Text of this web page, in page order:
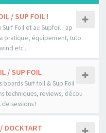
/ SUP FOIL !
Foil et au Supfoil : ap
pratique, équipement, tuto
etc...
/ SUP FOIL
Surf foil & Sup Foil
techniques, reviews, décou
sessions !
DOCKTART